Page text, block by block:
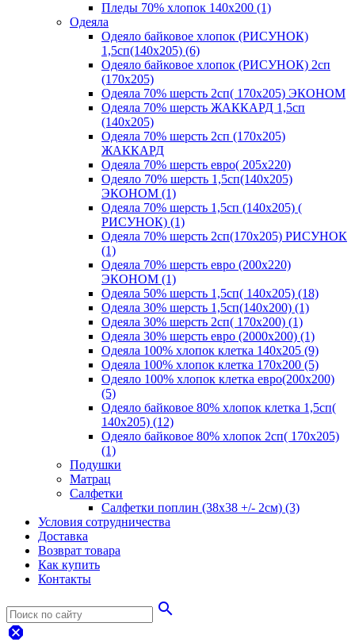
Пледы 70% хлопок 140х200 (1)
Одеяла
Одеяло байковое хлопок (РИСУНОК)
1,5сп(140х205) (6)
Одеяло байковое хлопок (РИСУНОК) 2сп
(170х205)
Одеяла 70% шерсть 2сп( 170х205) ЭКОНОМ
Одеяла 70% шерсть ЖАККАРД 1,5сп
(140х205)
Одеяла 70% шерсть 2сп (170х205)
ЖАККАРД
Одеяла 70% шерсть евро( 205х220)
Одеяло 70% шерсть 1,5сп(140х205)
ЭКОНОМ (1)
Одеяла 70% шерсть 1,5сп (140х205) (
РИСУНОК) (1)
Одеяла 70% шерсть 2сп(170х205) РИСУНОК
(1)
Одеяла 70% шерсть евро (200х220)
ЭКОНОМ (1)
Одеяла 50% шерсть 1,5сп( 140х205) (18)
Одеяла 30% шерсть 1,5сп(140х200) (1)
Одеяла 30% шерсть 2сп( 170х200) (1)
Одеяла 30% шерсть евро (2000х200) (1)
Одеяла 100% хлопок клетка 140х205 (9)
Одеяла 100% хлопок клетка 170х200 (5)
Одеяло 100% хлопок клетка евро(200х200)
(5)
Одеяло байковое 80% хлопок клетка 1,5сп(
140х205) (12)
Одеяло байковое 80% хлопок 2сп( 170х205)
(1)
Подушки
Матрац
Салфетки
Салфетки поплин (38х38 +/- 2см) (3)
Условия сотрудничества
Доставка
Возврат товара
Как купить
Контакты
search
dangerous